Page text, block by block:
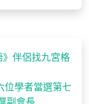
伴侶找九宮格
位學者當選第七
副會長